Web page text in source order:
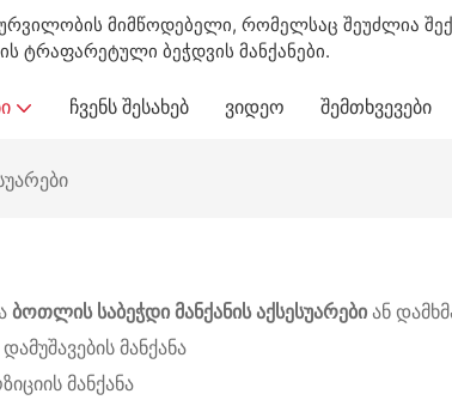
მიმწოდებელი, რომელსაც შეუძლია
ბეჭდვის მანქანები.
ᲩᲕᲔᲜᲡ ᲨᲔᲡᲐᲮᲔᲑ ᲕᲘᲓᲔᲝ ᲨᲔᲛᲗᲮᲕᲔᲕᲔᲑᲘ
ბოთლის საბეჭდი მანქანის აქსესუარებიან
მანქანა
მანქანა